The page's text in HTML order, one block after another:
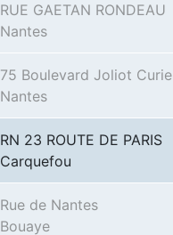
RUE GAETAN RONDEAU
Nantes
75 Boulevard Joliot Curie
Nantes
RN 23 ROUTE DE PARIS
Carquefou
Rue de Nantes
Bouaye